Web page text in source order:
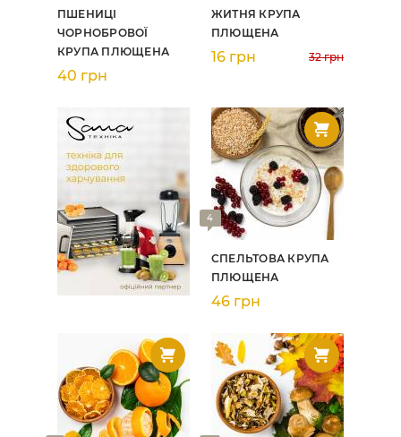
ПШЕНИЦІ
ЧОРНОБРОВОЇ
КРУПА ПЛЮЩЕНА
40 грн
ЖИТНЯ КРУПА
ПЛЮЩЕНА
16 грн 32 грн
4
СПЕЛЬТОВА КРУПА
ПЛЮЩЕНА
46 грн